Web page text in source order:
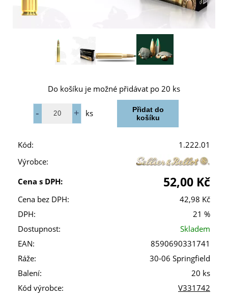
Do košíku je možné přidávat po 20 ks
ks
Kód:
1.222.01
Výrobce:
Cena s DPH:
52,00 Kč
Cena bez DPH:
42,98 Kč
DPH:
21 %
Dostupnost:
Skladem
EAN:
8590690331741
Ráže:
30-06 Springfield
Balení:
20 ks
Kód výrobce:
V331742